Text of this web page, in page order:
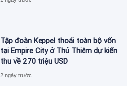
Tập đoàn Keppel thoái toàn bộ vốn
tại Empire City ở Thủ Thiêm dự kiến
thu về 270 triệu USD
2 ngày trước